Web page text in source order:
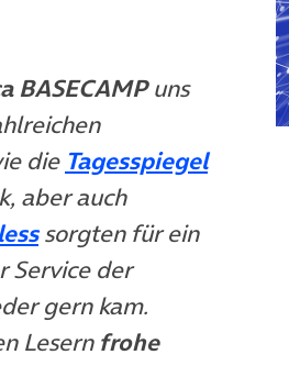
BASECAMPuns
die Tagesspiegel
Tab)
aber auch
(öffnet in neuem Tab)
sorgten für ein
Service der
gern kam.
Lesern frohe